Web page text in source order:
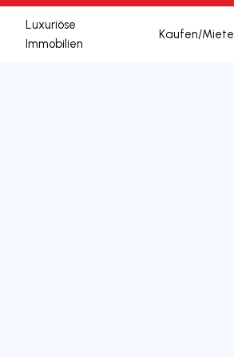
Luxuriöse
Immobilien
Kaufen/Miete